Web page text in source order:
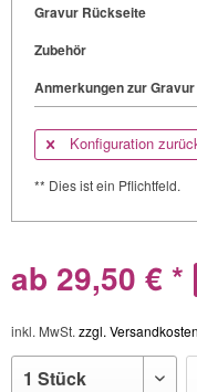
Gravur Rückseite
Zubehör
Anmerkungen zur Gravur
Konfiguration
** Dies ist ein Pflichtfeld.
ab 29,50 € *
inkl. MwSt. zzgl. Versandkosten